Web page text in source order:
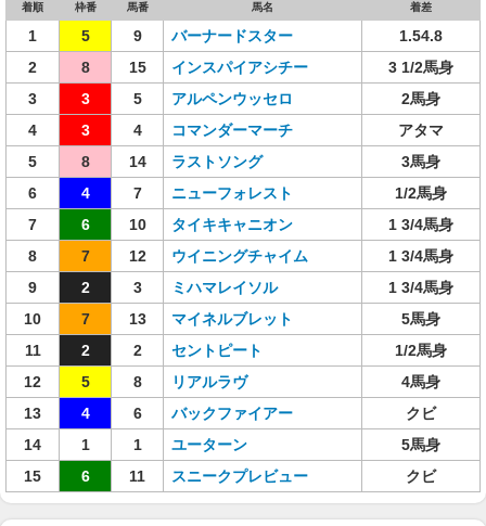
着順 枠番 馬番 馬名 着差
1 5 9 バーナードスター
1.54.8
2
8 15 インスパイアシチー
3 1/2馬身
3
3 5 アルペンウッセロ
2馬身
4
3 4 コマンダーマーチ
アタマ
5
8 14 ラストソング
3馬身
6
4 7 ニューフォレスト
1/2馬身
7
6 10 タイキキャニオン
1 3/4馬身
8
7 12 ウイニングチャイム
1 3/4馬身
9
2 3 ミハマレイソル
1 3/4馬身
10
7 13 マイネルブレット
5馬身
11
2 2 セントピート
1/2馬身
12
5 8 リアルラヴ
4馬身
13
4 6 バックファイアー
クビ
14
1 1 ユーターン
5馬身
15
6 11 スニークプレビュー クビ